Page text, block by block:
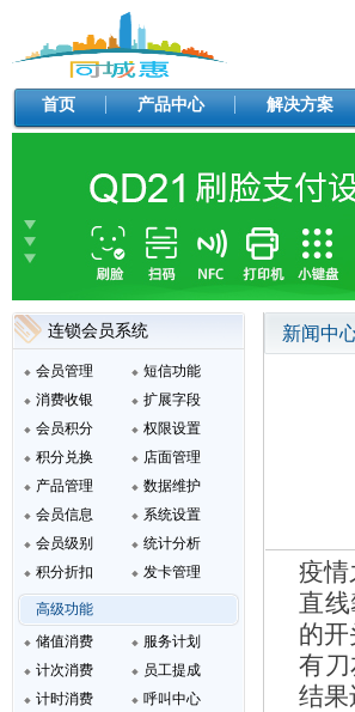
首页 产品中心 解决方案
连锁会员系统
会员管理
消费收银
会员积分
积分兑换
产品管理
会员信息
会员级别
积分折扣
短信功能
扩展字段
权限设置
店面管理
数据维护
系统设置
统计分析
发卡管理
高级功能
储值消费
计次消费
计时消费
服务计划
员工提成
呼叫中心
新闻中
疫情
直
的
有
结果